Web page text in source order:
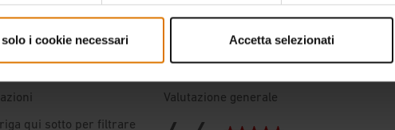
solo i cookie necessari Accetta selezionati